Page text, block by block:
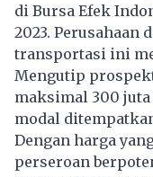
di Bursa Efek
2023. Perusahaan
transportasi ini
Mengutip
maksimal 300 juta
modal
Dengan harga
perseroan